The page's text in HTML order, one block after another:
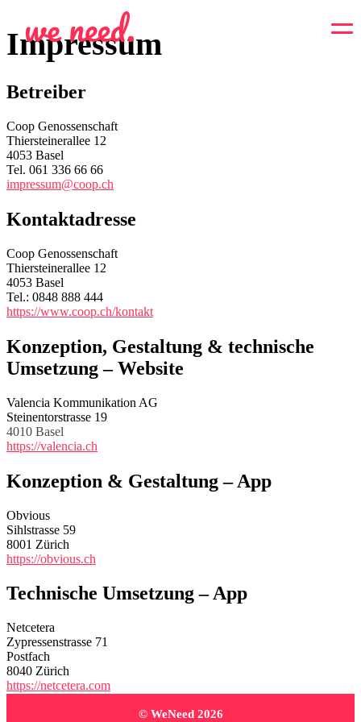
Konto anlegen
Impressum
Betreiber
Coop Genossenschaft
Thiersteinerallee 12
4053 Basel
Tel. 061 336 66 66
impressum@coop.ch
Kontaktadresse
Coop Genossenschaft
Thiersteinerallee 12
4053 Basel
Tel.: 0848 888 444
https://www.coop.ch/kontakt
Konzeption, Gestaltung & technische
Umsetzung – Website
Valencia Kommunikation AG
Steinentorstrasse 19
4010 Basel
https://valencia.ch
Konzeption & Gestaltung – App
Obvious
Sihlstrasse 59
8001 Zürich
https://obvious.ch
Technische Umsetzung – App
Netcetera
Zypressenstrasse 71
Postfach
8040 Zürich
https://netcetera.com
© WeNeed 2026